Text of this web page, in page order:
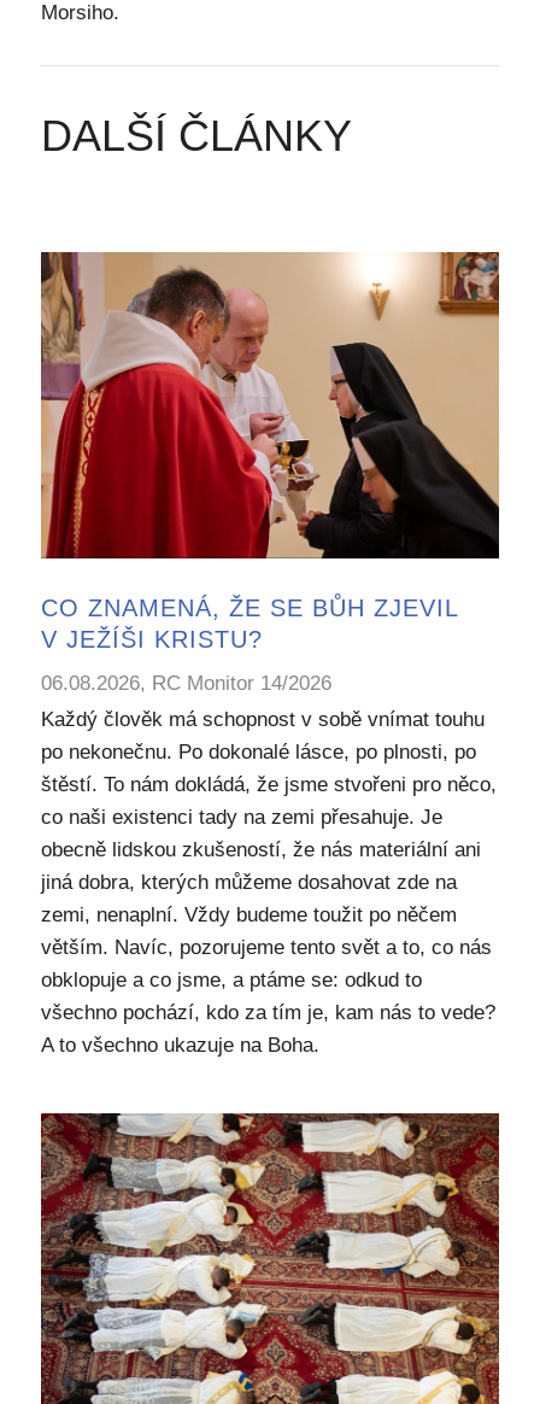
Morsiho.
DALŠÍ ČLÁNKY
CO ZNAMENÁ, ŽE SE BŮH ZJEVIL
V JEŽÍŠI KRISTU?
06.08.2026, RC Monitor 14/2026
Každý člověk má schopnost v sobě vnímat touhu
po nekonečnu. Po dokonalé lásce, po plnosti, po
štěstí. To nám dokládá, že jsme stvořeni pro něco,
co naši existenci tady na zemi přesahuje. Je
obecně lidskou zkušeností, že nás materiální ani
jiná dobra, kterých můžeme dosahovat zde na
zemi, nenaplní. Vždy budeme toužit po něčem
větším. Navíc, pozorujeme tento svět a to, co nás
obklopuje a co jsme, a ptáme se: odkud to
všechno pochází, kdo za tím je, kam nás to vede?
A to všechno ukazuje na Boha.